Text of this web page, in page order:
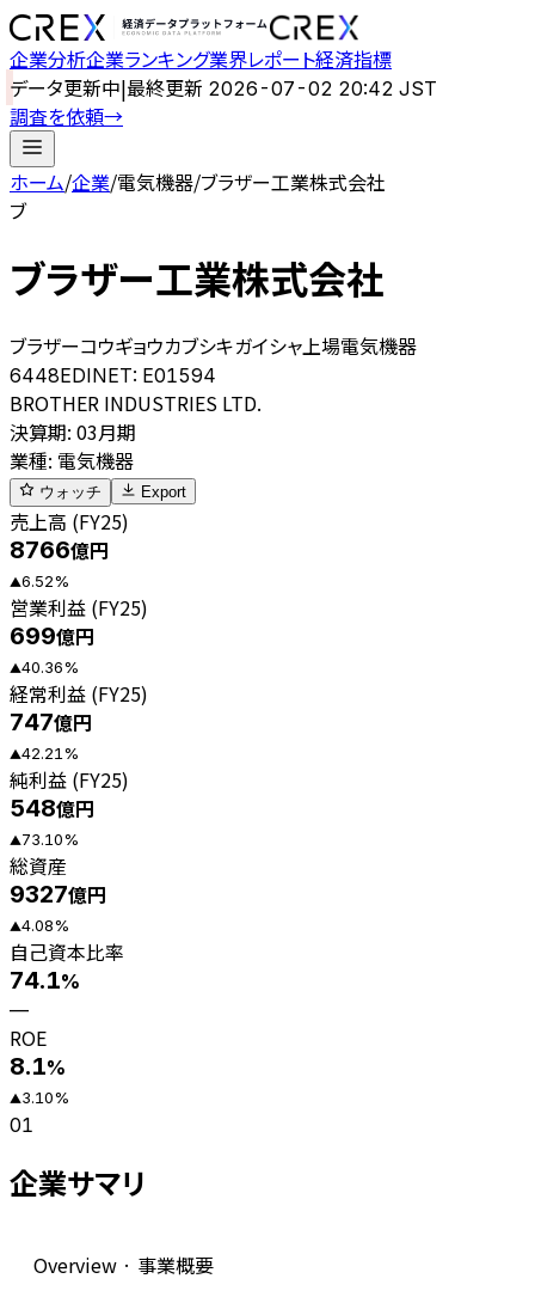
企業分析企業ランキング業界レポート経済指標
データ更新中|最終更新 2026-07-02 20:42 JST
調査を依頼→
ホーム/企業/電気機器/ブラザー工業株式会社
ブ
ブラザー工業株式会社
ブラザーコウギョウカブシキガイシャ 上場電気機器
6448EDINET: E01594
BROTHER INDUSTRIES LTD.
決算期: 03月期
業種: 電気機器
ウォッチ Export
売上高 (FY25)
8766億円
▲6.52%
営業利益 (FY25)
699億円
▲40.36%
経常利益 (FY25)
747億円
▲42.21 %
純利益 (FY25)
548億円
▲73.10%
総資産
9327億円
▲4.08%
自己資本比率
74.1%
—
ROE
8.1%
▲3.10%
01
企業サマリ
Overview · 事業概要